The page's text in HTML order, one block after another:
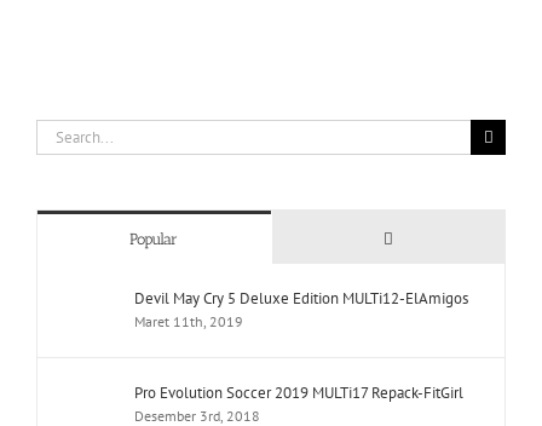
Search
for:
Popular Comments
Devil May Cry 5 Deluxe Edition MULTi12-ElAmigos
Maret 11th, 2019
Pro Evolution Soccer 2019 MULTi17 Repack-FitGirl
Desember 3rd, 2018